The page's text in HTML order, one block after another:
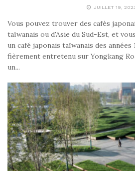
JUILLET 19,
Vous pouvez trouver des cafés
taïwanais ou d'Asie du Sud-Est, et
un café japonais taïwanais des années
fièrement entretenu sur Yongkang
un...